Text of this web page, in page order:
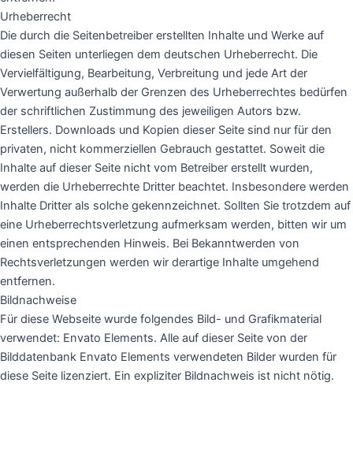
Urheberrecht
Die durch die Seitenbetreiber erstellten Inhalte und Werke auf
diesen Seiten unterliegen dem deutschen Urheberrecht. Die
Vervielfältigung, Bearbeitung, Verbreitung und jede Art der
Verwertung außerhalb der Grenzen des Urheberrechtes bedürfen
der schriftlichen Zustimmung des jeweiligen Autors bzw.
Erstellers. Downloads und Kopien dieser Seite sind nur für den
privaten, nicht kommerziellen Gebrauch gestattet. Soweit die
Inhalte auf dieser Seite nicht vom Betreiber erstellt wurden,
werden die Urheberrechte Dritter beachtet. Insbesondere werden
Inhalte Dritter als solche gekennzeichnet. Sollten Sie trotzdem auf
eine Urheberrechtsverletzung aufmerksam werden, bitten wir um
einen entsprechenden Hinweis. Bei Bekanntwerden von
Rechtsverletzungen werden wir derartige Inhalte umgehend
entfernen.
Bildnachweise
Für diese Webseite wurde folgendes Bild- und Grafikmaterial
verwendet: Envato Elements. Alle auf dieser Seite von der
Bilddatenbank Envato Elements verwendeten Bilder wurden für
diese Seite lizenziert. Ein expliziter Bildnachweis ist nicht nötig.